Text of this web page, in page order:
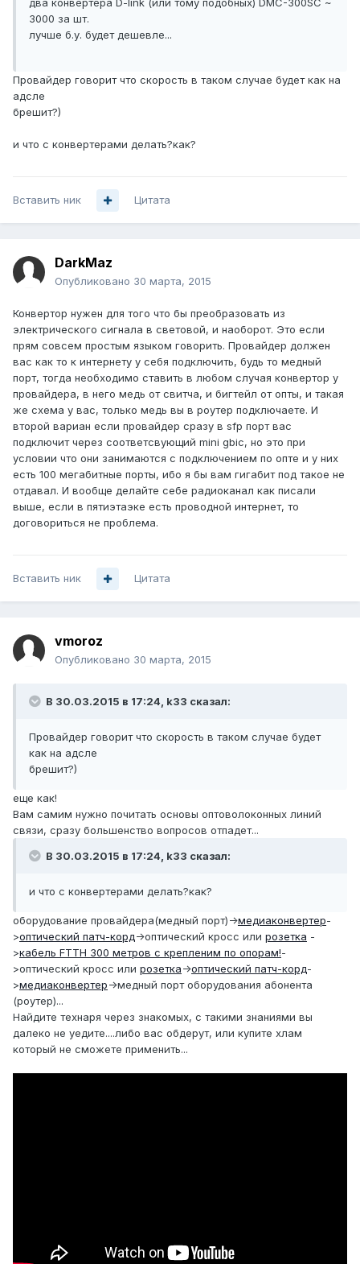
два конвертера D-link (или тому подобных) DMC-300SC ~
3000 за шт.
лучше б.у. будет дешевле...
Провайдер говорит что скорость в таком случае будет как на
адсле
брешит?)
и что с конвертерами делать?как?
Вставить ник Цитата
DarkMaz
Опубликовано 30 марта, 2015
Конвертор нужен для того что бы преобразовать из
электрического сигнала в световой, и наоборот. Это если
прям совсем простым языком говорить. Провайдер должен
вас как то к интернету у себя подключить, будь то медный
порт, тогда необходимо ставить в любом случая конвертор у
провайдера, в него медь от свитча, и бигтейл от опты, и такая
же схема у вас, только медь вы в роутер подключаете. И
второй вариан если провайдер сразу в sfp порт вас
подключит через соответсвующий mini gbic, но это при
условии что они занимаются с подключением по опте и у них
есть 100 мегабитные порты, ибо я бы вам гигабит под такое не
отдавал. И вообще делайте себе радиоканал как писали
выше, если в пятиэтаэке есть проводной интернет, то
договориться не проблема.
Вставить ник Цитата
vmoroz
Опубликовано 30 марта, 2015
В 30.03.2015 в 17:24, k33 сказал:
Провайдер говорит что скорость в таком случае будет
как на адсле
брешит?)
еще как!
Вам самим нужно почитать основы оптоволоконных линий
связи, сразу большенство вопросов отпадет...
В 30.03.2015 в 17:24, k33 сказал:
и что с конвертерами делать?как?
оборудование провайдера(медный порт)->медиаконвертер-
>оптический патч-корд->оптический кросс или розетка -
>кабель FTTH 300 метров с крепленим по опорам!-
>оптический кросс или розетка->оптический патч-корд-
>медиаконвертер->медный порт оборудования абонента
(роутер)...
Найдите технаря через знакомых, с такими знаниями вы
далеко не уедите....либо вас обдерут, или купите хлам
который не сможете применить...